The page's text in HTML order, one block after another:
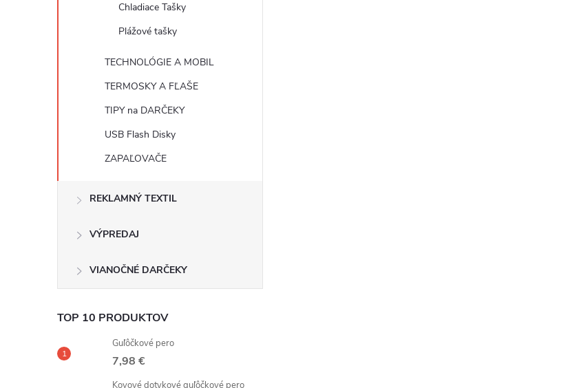
Chladiace Tašky
Plážové tašky
TECHNOLÓGIE A MOBIL
TERMOSKY A FĽAŠE
TIPY na DARČEKY
USB Flash Disky
ZAPAĽOVAČE
REKLAMNÝ TEXTIL
VÝPREDAJ
VIANOČNÉ DARČEKY
TOP 10 PRODUKTOV
Guľôčkové pero
7,98 €
Kovové dotykové guľôčkové pero